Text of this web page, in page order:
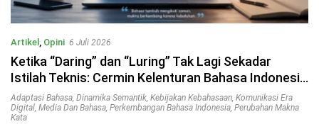
Artikel , Opini 6 Juli 2026
Ketika “Daring” dan “Luring” Tak Lagi Sekadar
Istilah Teknis: Cermin Kelenturan Bahasa Indonesia
di Era Digital
Adaptasi Bahasa, Dinamika Semantik, Kebijakan Kebahasaan, Komunikasi Era
Digital, Media Dan Bahasa, Perkembangan Bahasa Indonesia, Perubahan Makna
Kata